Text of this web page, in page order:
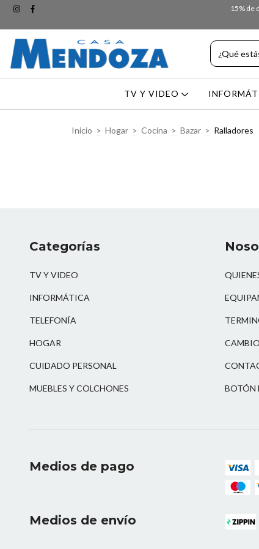
15% de
TV Y VIDEO
Inicio > Hogar > Cocina > Bazar > Ralladores
Categorías
TV Y VIDEO
INFORMÁTICA
TELEFONÍA
HOGAR
CUIDADO PERSONAL
MUEBLES Y COLCHONES BOTÓN
Medios de pago
Medios de envío